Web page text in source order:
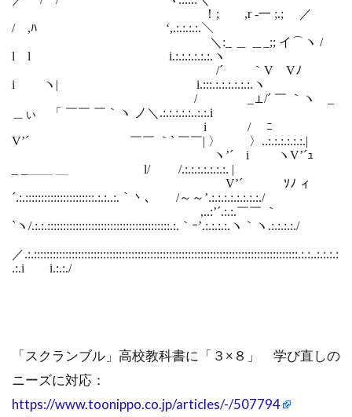
！; ,r ‐一 ;.; ／
/ ,ﾊ ‘,.:.:.:.:.＼
＼:_ ＿ ＿_;; イ⌒ヽ /
l l i.:.:.:.:.:.:.ヽ
/´ ｀V Vﾉ
i ヽ| i.:::.:.:.:.:.:.:.ヽ
/ _⊥/´ ￣ ｀ヽ _
＿ぃ 「 ￣￣ ￣｀ヽ ノ＼.:.:.:.:.:..:.:.i
i / ﾆ
V’´ ￣￣ ｀` ￣￣| 〉 〉..:.:.:.:.:.:.|
ヽ’´ i ヽV’´ｭ
_ _＿＿ ＿ l/ /.:.:.:.:.:.:.:. |
V’´ ｿﾉ ィ
´.:.::::::::::::::::::::::.:.:..:.｀丶､ /～～’.:.:.:.:.:.:.:.:./
,..:’´.:.:.￣￣ ｀
`ヽ/.:.:.:::::::::::::::::::::::::::::::::::::::.:.｀ｰ’.:.:.:.:.ヽ｀ヽ.:.:.:.:./
／.:.::::::::::::::::::::::::::::::::::::::::::::::::::::::::::::::::::::::::::::::::::::.:.:..:.:.:.:
.:.i i.:.:./
「スクランブル」高校教科書に「３×８」 学び直しの
ニーズに対応：
https://www.toonippo.co.jp/articles/-/507794